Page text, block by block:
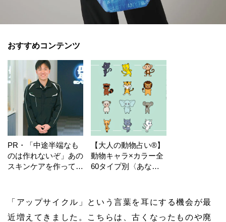
おすすめコンテンツ
PR・「中途半端なも
のは作れないぞ」あの
スキンケアを作ってい
【大人の動物占い®】
動物キャラ×カラー全
60タイプ別〈あなた
「アップサイクル」という言葉を耳にする機会が最
近増えてきました。こちらは、古くなったものや廃